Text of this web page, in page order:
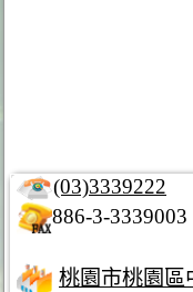
(03)3339222
886-3-3339003
桃園市桃園區